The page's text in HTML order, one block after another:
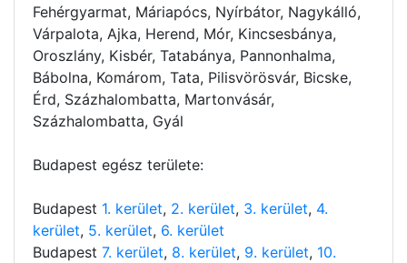
Fehérgyarmat, Máriapócs, Nyírbátor, Nagykálló,
Várpalota, Ajka, Herend, Mór, Kincsesbánya,
Oroszlány, Kisbér, Tatabánya, Pannonhalma,
Bábolna, Komárom, Tata, Pilisvörösvár, Bicske,
Érd, Százhalombatta, Martonvásár,
Százhalombatta, Gyál
Budapest egész területe:
Budapest 1. kerület, 2. kerület, 3. kerület, 4.
kerület, 5. kerület, 6. kerület
Budapest 7. kerület, 8. kerület, 9. kerület, 10.